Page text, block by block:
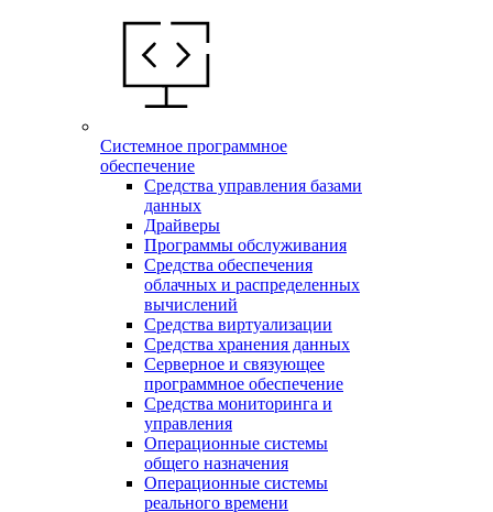
Системное программное
обеспечение
Средства управления базами
данных
Драйверы
Программы обслуживания
Средства обеспечения
облачных и распределенных
вычислений
Средства виртуализации
Средства хранения данных
Серверное и связующее
программное обеспечение
Средства мониторинга и
управления
Операционные системы
общего назначения
Операционные системы
реального времени